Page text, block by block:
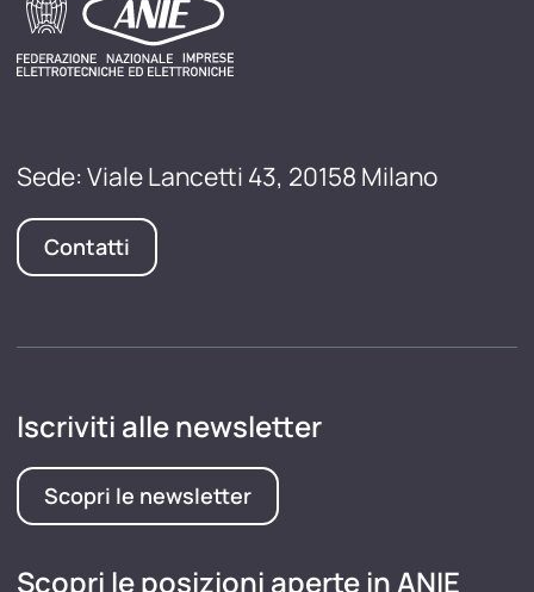
Sede: Viale Lancetti 43, 20158 Milano
Contatti
Iscriviti alle newsletter
Scopri le newsletter
Scopri le posizioni aperte in ANIE